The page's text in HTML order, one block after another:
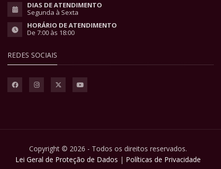
DIAS DE ATENDIMENTO
Segunda à Sexta
HORÁRIO DE ATENDIMENTO
De 7:00 às 18:00
REDES SOCIAIS
Copyright © 2026 - Todos os direitos reservados.
Lei Geral de Proteção de Dados | Políticas de Privacidade